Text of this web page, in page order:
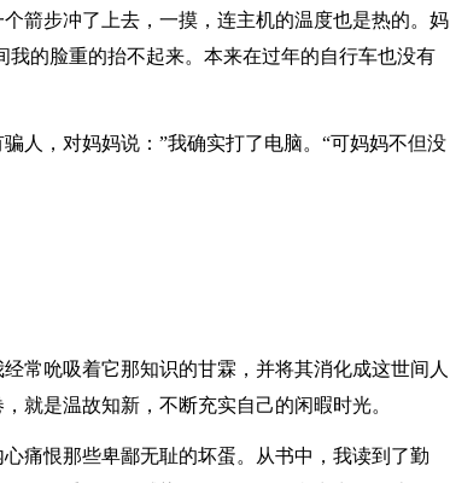
箭步冲了上去，一摸，连主机的温度也是热的。妈
我的脸重的抬不起来。本来在过年的自行车也没有
人，对妈妈说：”我确实打了电脑。“可妈妈不但没
常吮吸着它那知识的甘霖，并将其消化成这世间人
就是温故知新，不断充实自己的闲暇时光。
痛恨那些卑鄙无耻的坏蛋。从书中，我读到了勤